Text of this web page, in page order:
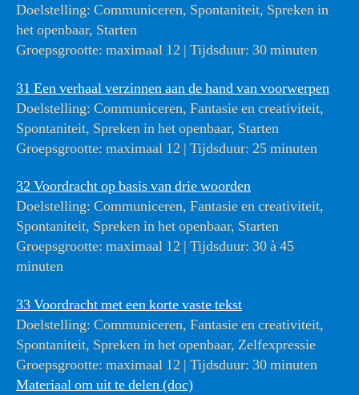
Doelstelling: Communiceren, Spontaniteit, Spreken in
het openbaar, Starten
Groepsgrootte: maximaal 12 | Tijdsduur: 30 minuten
31 Een verhaal verzinnen aan de hand van voorwerpen
Doelstelling: Communiceren, Fantasie en creativiteit,
Spontaniteit, Spreken in het openbaar, Starten
Groepsgrootte: maximaal 12 | Tijdsduur: 25 minuten
32 Voordracht op basis van drie woorden
Doelstelling: Communiceren, Fantasie en creativiteit,
Spontaniteit, Spreken in het openbaar, Starten
Groepsgrootte: maximaal 12 | Tijdsduur: 30 à 45
minuten
33 Voordracht met een korte vaste tekst
Doelstelling: Communiceren, Fantasie en creativiteit,
Spontaniteit, Spreken in het openbaar, Zelfexpressie
Groepsgrootte: maximaal 12 | Tijdsduur: 30 minuten
Materiaal om uit te delen (doc)